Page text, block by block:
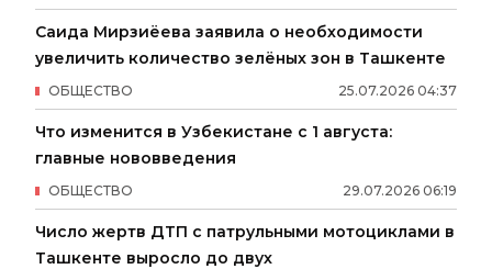
Саида Мирзиёева заявила о необходимости
увеличить количество зелёных зон в Ташкенте
25.07.2026 04:37
ОБЩЕСТВО
Что изменится в Узбекистане с 1 августа:
главные нововведения
29.07.2026 06:19
ОБЩЕСТВО
Число жертв ДТП с патрульными мотоциклами в
Ташкенте выросло до двух